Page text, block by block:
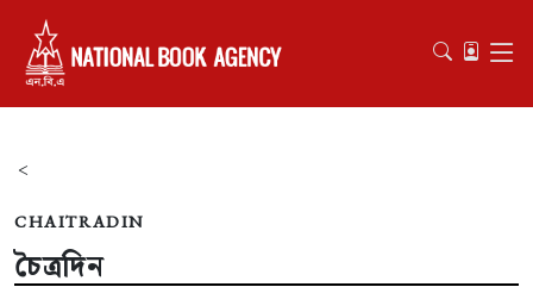
<
CHAITRADIN
চৈত্রদিন